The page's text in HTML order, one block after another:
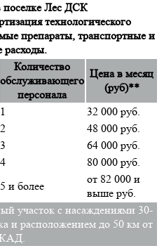
поселке Лес ДСК
технологического
препараты, транспортные и
расходы.
Количество
обслуживающего
персонала
Цена в месяц
(руб)**
1
32 000 руб.
2
48 000 руб.
3
64 000 руб.
4
80 000 руб.
5 и более
от 82 000 и
выше руб.
участок с насаждениями 30-
и расположением до 50 км от